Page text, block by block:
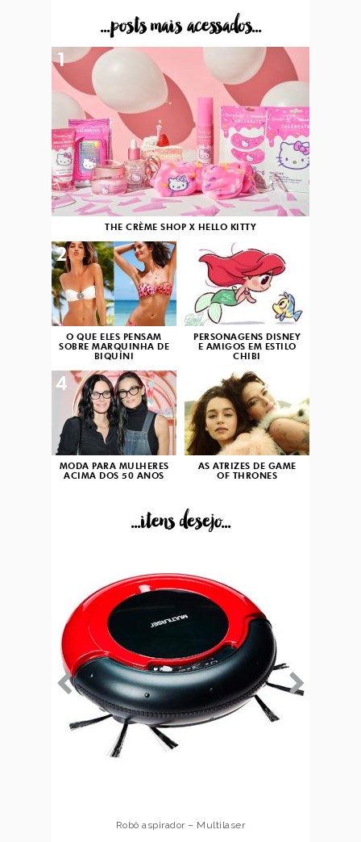
...posts mais acessados...
THE CRÈME SHOP X HELLO KITTY
1
O QUE ELES PENSAM
SOBRE MARQUINHA DE
BIQUÍNI
2
PERSONAGENS DISNEY
E AMIGOS EM ESTILO
CHIBI
3
MODA PARA MULHERES
ACIMA DOS 50 ANOS
4
AS ATRIZES DE GAME
OF THRONES
...itens desejo...
Robô aspirador – Multilaser